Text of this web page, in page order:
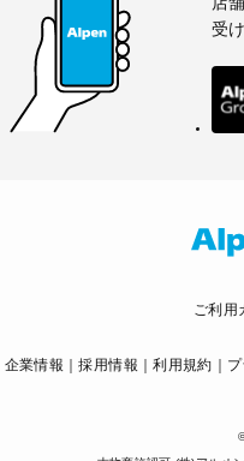
受
ご利用
企業情報 採用情報 利用規約